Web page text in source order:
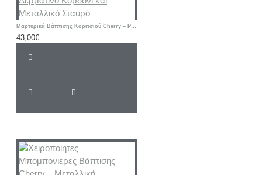
Μαρτυρικά Βάπτισης Κοριτσιού Cherry – Ροζ & Μπεζ Βραχιόλια με Δερμάτινο Κορδόνι και Μεταλλικό Σταυρό
43,00€